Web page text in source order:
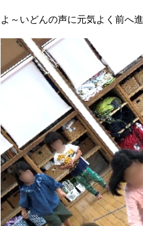
よ～いどんの声に元気よく前へ